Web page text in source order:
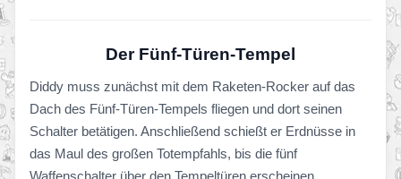
Der Fünf-Türen-Tempel
Diddy muss zunächst mit dem Raketen-Rocker auf das
Dach des Fünf-Türen-Tempels fliegen und dort seinen
Schalter betätigen. Anschließend schießt er Erdnüsse in
das Maul des großen Totempfahls, bis die fünf